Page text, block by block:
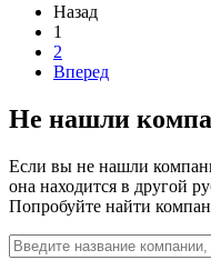
Назад
1
2
Вперед
Не нашли
Если вы не нашли
она находится в другой
Попробуйте найти